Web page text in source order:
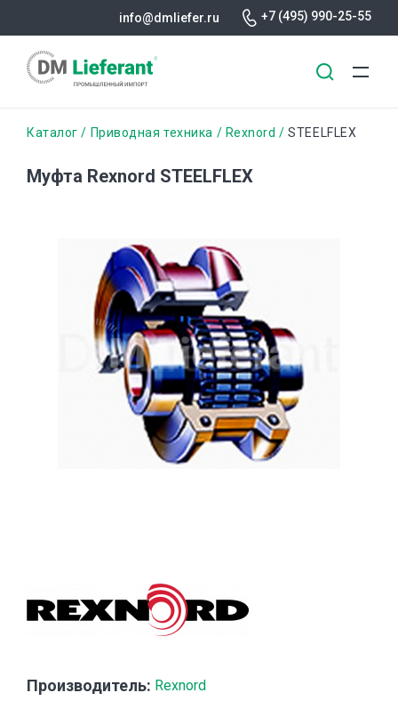
основному
содержанию
info@dmliefer.ru +7 (495) 990-25-55
Строка
навигации
Каталог Приводная техника Rexnord STEELFLEX
Муфта Rexnord STEELFLEX
Производитель: Rexnord